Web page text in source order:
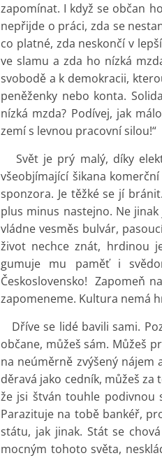
zapomínat. I když se občan
nepřijde o práci, zda se
co platné, zda neskončí v
ve slamu a zda ho nízká
svobodě a k demokracii,
peněženky nebo konta.
nízká mzda? Podívej, jak
zemí s levnou pracovní silou!“
Svět je prý malý, díky
všeobjímající šikana
sponzora. Je těžké se jí
plus minus nastejno. Ne
vládne vesměs bulvár,
život nechce znát, hrdinou
gumuje mu paměť i
Československo! Zapomeň
zapomeneme. Kultura nemá
Dříve se lidé bavili sami.
občane, můžeš sám. Můžeš
na neúměrně zvýšený
děravá jako cedník, můžeš
že jsi štván touhle podivnou
Parazituje na tobě bankéř,
státu, jak jinak. Stát se
mocným tohoto světa,